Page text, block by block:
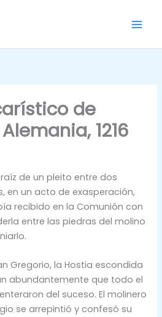
de
1216
de un pleito entre dos
en un acto de exasperación,
recibido en la Comunión con
entre las piedras del molino
Gregorio, la Hostia escondida
abundantemente que todo el
del suceso. El molinero
se arrepintió y confesó su